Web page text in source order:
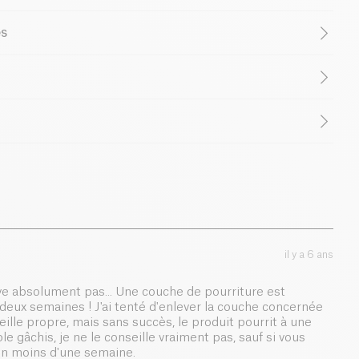
délicieux à découvrir sans plus tarder !
1506 / 360
90 g
0 g
il y a 6 ans
absolument pas... Une couche de pourriture est
semaines ! J'ai tenté d'enlever la couche concernée
propre, mais sans succès, le produit pourrit à une
gâchis, je ne le conseille vraiment pas, sauf si vous
moins d'une semaine.